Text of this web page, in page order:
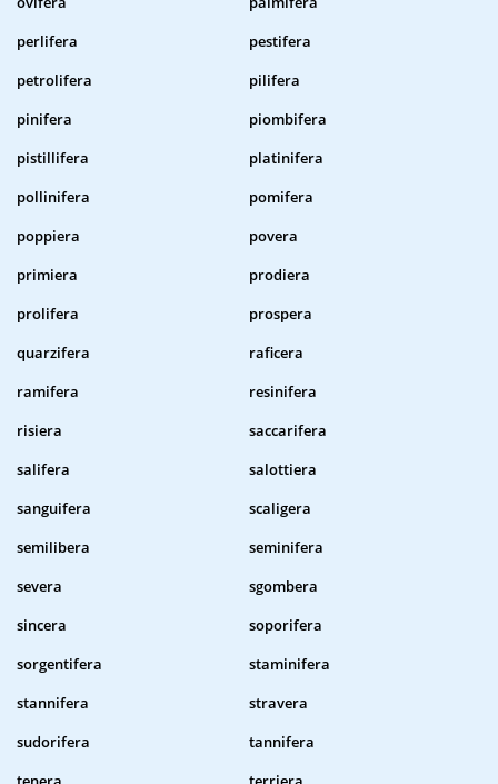
perlifera
pestifera
petrolifera
pilifera
pinifera
piombifera
pistillifera
platinifera
pollinifera
pomifera
poppiera
povera
primiera
prodiera
prolifera
prospera
quarzifera
raficera
ramifera
resinifera
risiera
saccarifera
salifera
salottiera
sanguifera
scaligera
semilibera
seminifera
severa
sgombera
sincera
soporifera
sorgentifera
staminifera
stannifera
stravera
sudorifera
tannifera